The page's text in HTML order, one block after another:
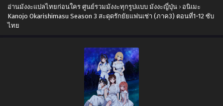
อ่านมังงะแปลไทยก่อนใคร ศูนย์รวมมังงะทุกรูปแบบ มังงะญี่ปุ่น › อนิเมะ
Kanojo Okarishimasu Season 3 สะดุดรักยัยแฟนเช่า (ภาค3) ตอนที่1-12 ซับ
ไทย